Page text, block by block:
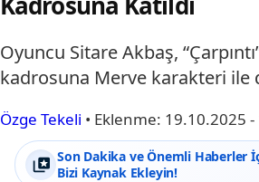
Oyuncu Sitare Akbaş,
kadrosuna Merve karakteri ile
Özge Tekeli • Eklenme: 19.10.2025
Son Dakika ve Önemli Haberler
Bizi Kaynak Ekleyin!